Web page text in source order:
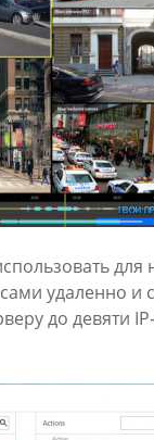
для
удаленно и
до девяти